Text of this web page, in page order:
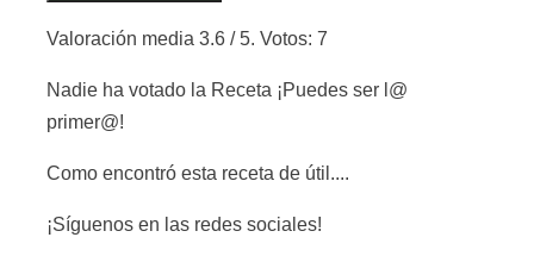
Valoración media 3.6 / 5. Votos: 7
Nadie ha votado la Receta ¡Puedes ser l@
primer@!
Como encontró esta receta de útil....
¡Síguenos en las redes sociales!